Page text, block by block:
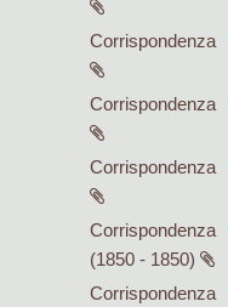
Corrispondenza
Corrispondenza
Corrispondenza
Corrispondenza
(1850 - 1850)
Corrispondenza